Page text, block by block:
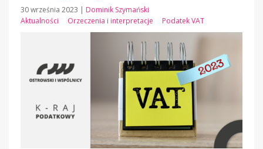
30 września 2023 | Dominik Szymański
Aktualności
Orzeczenia i interpretacje Podatek VAT